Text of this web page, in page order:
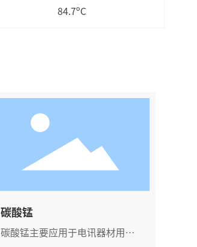
84.7ºC
碳酸锰
碳酸锰主要应用于电讯器材用作